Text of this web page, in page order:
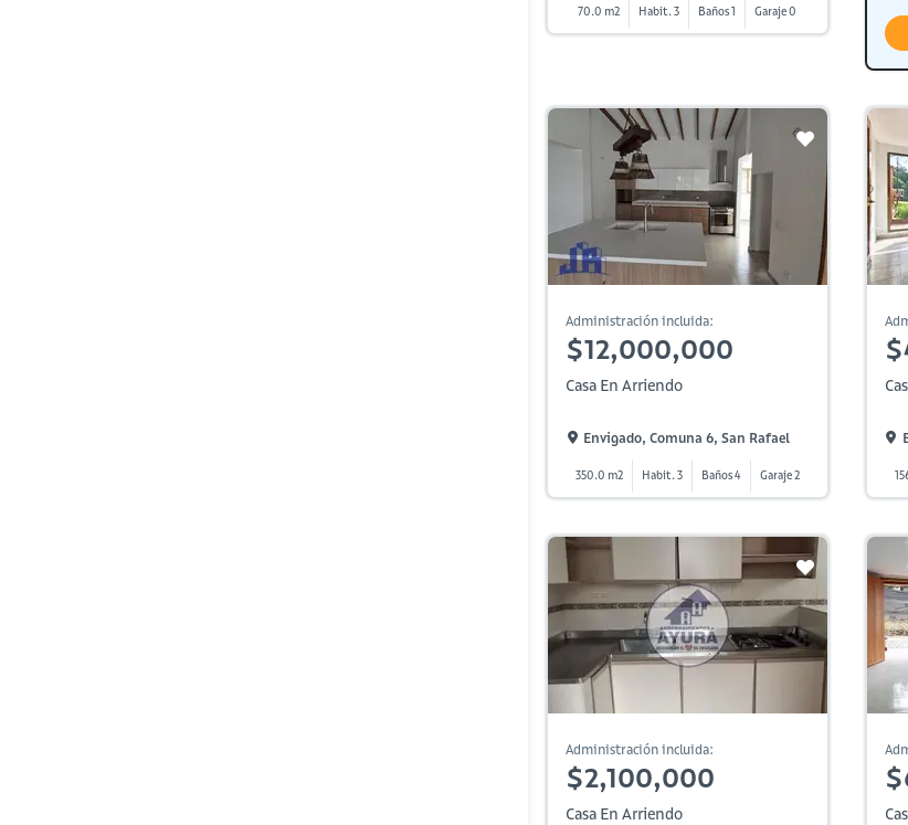
70.0 m2 Habit. 3 Baños 1 Garaje 0
Administración incluida:
$12,000,000
Casa En Arriendo
Envigado, Comuna 6, San Rafael
350.0 m2 Habit. 3 Baños 4 Garaje 2
Administración incluida:
$2,100,000
Casa En Arriendo